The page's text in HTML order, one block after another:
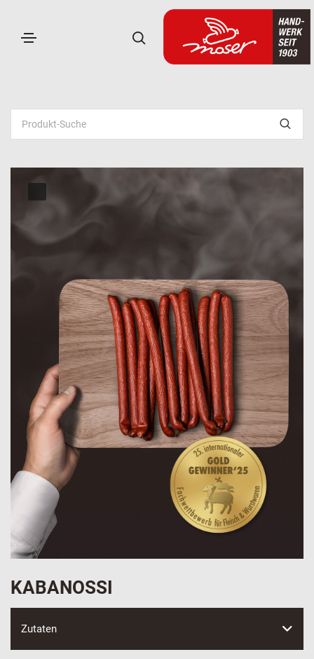
KABANOSSI
Zutaten